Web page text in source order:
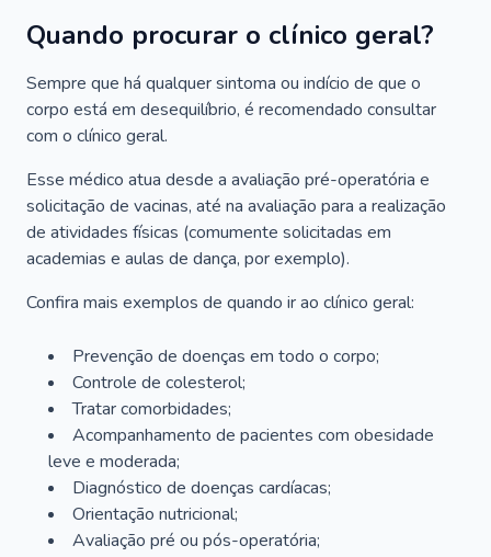
Quando procurar o clínico geral?
Sempre que há qualquer sintoma ou indício de que o
corpo está em desequilíbrio, é recomendado consultar
com o clínico geral.
Esse médico atua desde a avaliação pré-operatória e
solicitação de vacinas, até na avaliação para a realização
de atividades físicas (comumente solicitadas em
academias e aulas de dança, por exemplo).
Confira mais exemplos de quando ir ao clínico geral:
Prevenção de doenças em todo o corpo;
Controle de colesterol;
Tratar comorbidades;
Acompanhamento de pacientes com obesidade
leve e moderada;
Diagnóstico de doenças cardíacas;
Orientação nutricional;
Avaliação pré ou pós-operatória;